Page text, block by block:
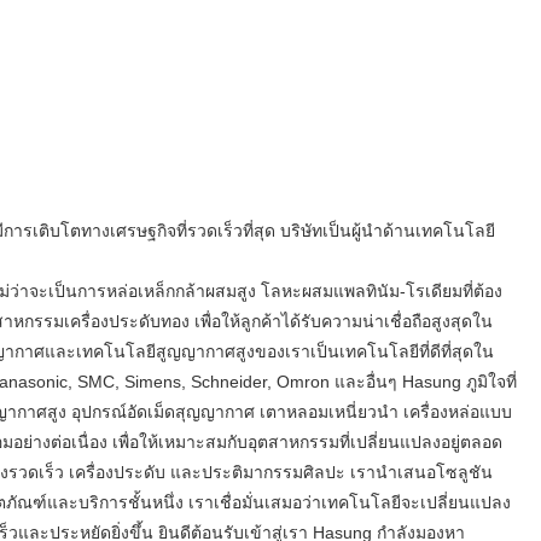
รรมเครื่องประดับทอง เพื่อให้ลูกค้าได้รับความน่าเชื่อถือสูงสุดใน
าศและเทคโนโลยีสูญญากาศสูงของเราเป็นเทคโนโลยีที่ดีที่สุดใน
SMC, Simens, Schneider, Omron และอื่นๆ Hasung ภูมิใจที่
าศสูง อุปกรณ์อัดเม็ดสุญญากาศ เตาหลอมเหนี่ยวนำ เครื่องหล่อแบบ
างต่อเนื่อง เพื่อให้เหมาะสมกับอุตสาหกรรมที่เปลี่ยนแปลงอยู่ตลอด
วดเร็ว เครื่องประดับ และประติมากรรมศิลปะ เรานำเสนอโซลูชัน
ฑ์และบริการชั้นหนึ่ง เราเชื่อมั่นเสมอว่าเทคโนโลยีจะเปลี่ยนแปลง
ละประหยัดยิ่งขึ้น ยินดีต้อนรับเข้าสู่เรา Hasung กำลังมองหา